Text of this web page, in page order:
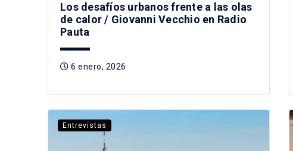
Los desafíos urbanos frente a las olas
de calor / Giovanni Vecchio en Radio
Pauta
6 enero, 2026
Entrevistas